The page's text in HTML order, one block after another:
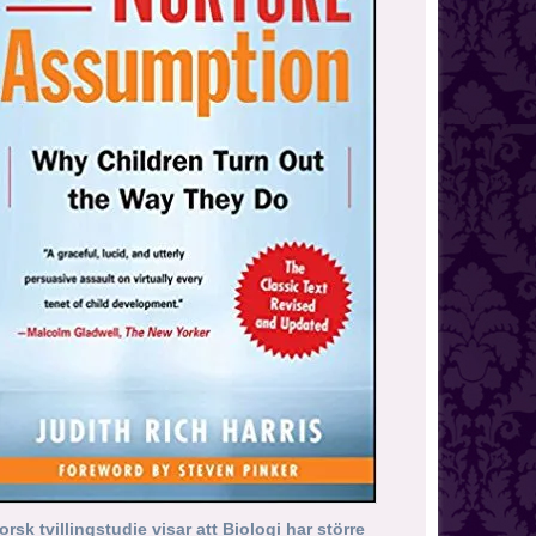
tvillingstudie visar att Biologi har större